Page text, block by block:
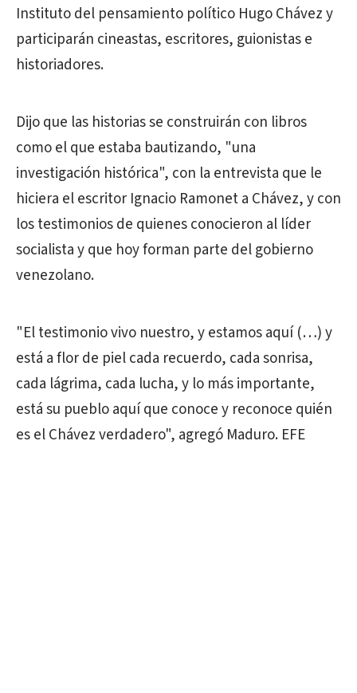
Instituto del pensamiento político Hugo Chávez y
participarán cineastas, escritores, guionistas e
historiadores.
Dijo que las historias se construirán con libros
como el que estaba bautizando, "una
investigación histórica", con la entrevista que le
hiciera el escritor Ignacio Ramonet a Chávez, y con
los testimonios de quienes conocieron al líder
socialista y que hoy forman parte del gobierno
venezolano.
"El testimonio vivo nuestro, y estamos aquí (…) y
está a flor de piel cada recuerdo, cada sonrisa,
cada lágrima, cada lucha, y lo más importante,
está su pueblo aquí que conoce y reconoce quién
es el Chávez verdadero", agregó Maduro. EFE